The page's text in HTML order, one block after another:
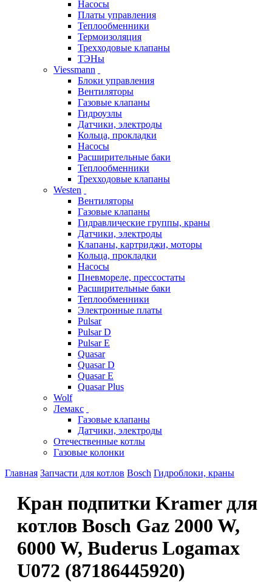
Насосы
Платы управления
Теплообменники
Термоизоляция
Трехходовые клапаны
ТЭНы
Viessmann
Блоки управления
Вентиляторы
Газовые клапаны
Гидроузлы
Датчики, электроды
Кольца, прокладки
Насосы
Расширительные баки
Теплообменники
Трехходовые клапаны
Westen
Вентиляторы
Газовые клапаны
Гидравлические группы, краны
Датчики, электроды
Клапаны, картриджи, моторы
Кольца, прокладки
Насосы
Пневмореле, прессостаты
Расширительные баки
Теплообменники
Электронные платы
Pulsar
Pulsar D
Pulsar E
Quasar
Quasar D
Quasar E
Quasar Plus
Wolf
Лемакс
Газовые клапаны
Датчики, электроды
Отечественные котлы
Газовые колонки
Главная Запчасти для котлов Bosch Гидроблоки, краны
Кран подпитки Kramer для
котлов Bosch Gaz 2000 W,
6000 W, Buderus Logamax
U072 (87186445920)